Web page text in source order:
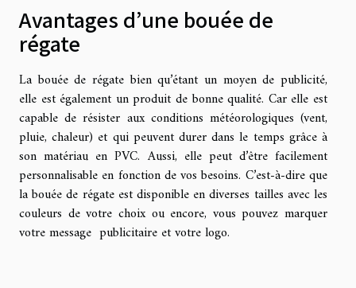
Avantages d’une bouée de
régate
La bouée de régate bien qu’étant un moyen de publicité,
elle est également un produit de bonne qualité. Car elle est
capable de résister aux conditions météorologiques (vent,
pluie, chaleur) et qui peuvent durer dans le temps grâce à
son matériau en PVC. Aussi, elle peut d’être facilement
personnalisable en fonction de vos besoins. C’est-à-dire que
la bouée de régate est disponible en diverses tailles avec les
couleurs de votre choix ou encore, vous pouvez marquer
votre message publicitaire et votre logo.